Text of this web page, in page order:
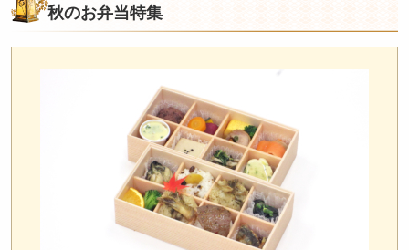
製薬会社様向け弁当
行楽・観光弁当
大皿料理・オードブル
旅行会社様向け弁当
秋のお弁当特集